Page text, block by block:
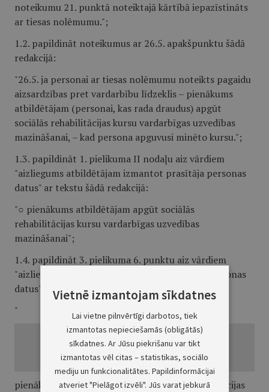
noteikumu 21. punktā noteiktajā kārtībā iepazīstināts
ar tiesas nolēmumu.";
1.2. papildināt noteikumus ar 26.5. apakšpunktu šādā
redakcijā:
"26.5. ja personai ar tiesas nolēmumu noteikts pagaidu
aizsardzības pret vardarbību līdzeklis – pienākums
atbildētājam (personai, kas rada draudus) apgūt
sociālās rehabilitācijas kursu vardarbīgas uzvedības
mazināšanai, – kad persona apguvusi minēto kursu.";
1.3. papildināt 1. pielikuma II nodaļu aiz vārdiem
"aizliegums atbildētājam izmantot prasītāja personas
datus" ar tekstu šādā redakcijā:
"○ pienākums atbildētājam apgūt sociālās
rehabilitācijas kursu vardarbīgas uzvedības
mazināšanai";
1.4. papildināt 3. pielikuma 6. punktu aiz vārdiem
"aizliegums atbildētājam izmantot prasītāja personas
datus" ar tekstu šādā redakcijā:
"
pienākums atbildētājam apgūt sociālās rehabilitācijas
Vietnē izmantojam sīkdatnes
Lai vietne pilnvērtīgi darbotos, tiek
izmantotas nepieciešamās (obligātās)
sīkdatnes. Ar Jūsu piekrišanu var tikt
izmantotas vēl citas – statistikas, sociālo
mediju un funkcionalitātes. Papildinformācijai
atveriet "Pielāgot izvēli". Jūs varat jebkurā